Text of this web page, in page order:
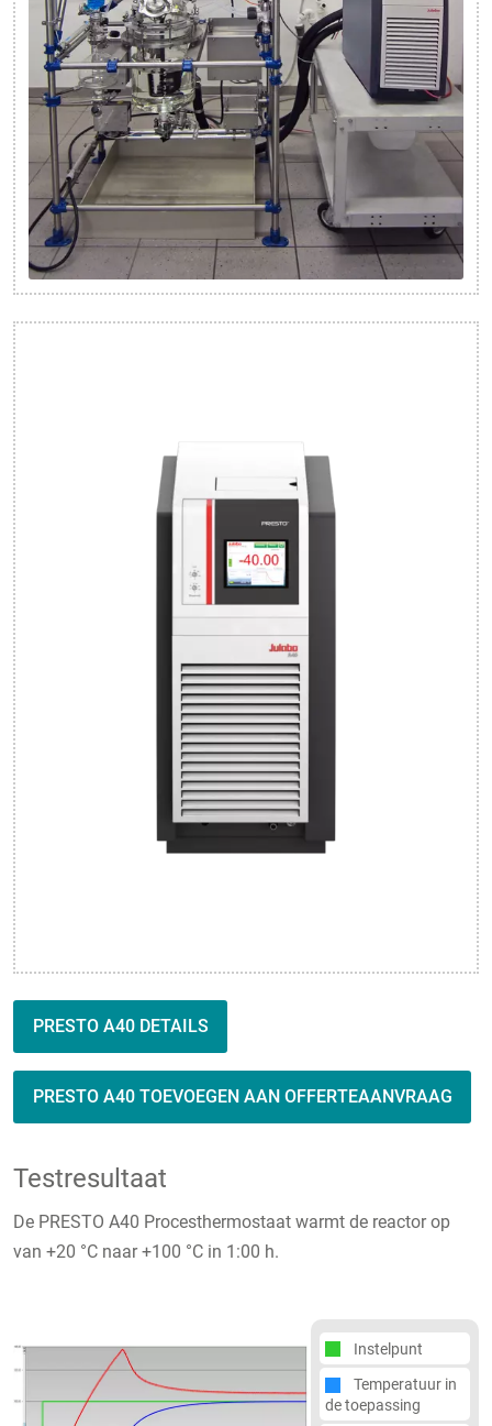
PRESTO A40 DETAILS
PRESTO A40 TOEVOEGEN AAN OFFERTEAANVRAAG
Testresultaat
De PRESTO A40 Procesthermostaat warmt de reactor op
van +20 °C naar +100 °C in 1:00 h.
Instelpunt
Temperatuur in
de toepassing